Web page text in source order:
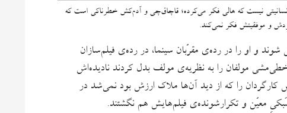
نیست که هالی فکر می‌کرده؛ قاچاق‌چی و آدم‌کش خطرناکی است که
و موفقیتش فکر نمی‌کند.
و او را در رده‌ی مقرّبان سینما، در رده‌ی فیلم‌سازان
مولفان را به نظریه‌ی مولف بدل کردند نادیده‌اش
را که از دید آن‌ها ملاک ارزش بود نمی‌شد در
معیّن و تکرارشونده‌ی فیلم‌هایش هم نگشتند.